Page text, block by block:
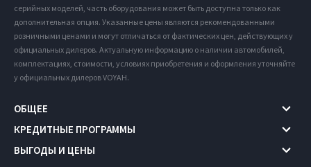
серийных моделей, часть оборудования может быть доступна только как
дополнительная опция. Указанные цены являются рекомендованными
розничными ценами и могут отличаться от фактических цен, действующих у
официальных дилеров. Актуальную информацию о наличии автомобилей,
комплектациях, стоимости, условиях приобретения и оформления уточняйте
у официальных дилеров VOYAH.
ОБЩЕЕ
КРЕДИТНЫЕ ПРОГРАММЫ
ВЫГОДЫ И ЦЕНЫ